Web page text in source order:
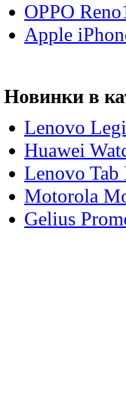
OPPO
Apple
Новинки в
Lenovo
Huawei
Lenovo Tab
Motorola
Gelius